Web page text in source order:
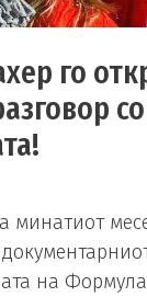
го
минатиот
на